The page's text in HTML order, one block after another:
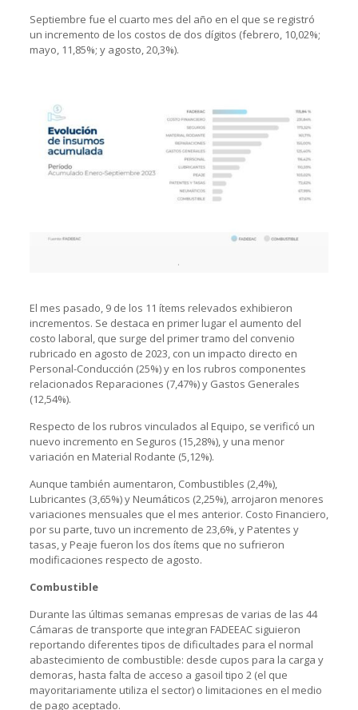
Septiembre fue el cuarto mes del año en el que se registró
un incremento de los costos de dos dígitos (febrero, 10,02%;
mayo, 11,85%; y agosto, 20,3%).
.
El mes pasado, 9 de los 11 ítems relevados exhibieron
incrementos. Se destaca en primer lugar el aumento del
costo laboral, que surge del primer tramo del convenio
rubricado en agosto de 2023, con un impacto directo en
Personal-Conducción (25%) y en los rubros componentes
relacionados Reparaciones (7,47%) y Gastos Generales
(12,54%).
Respecto de los rubros vinculados al Equipo, se verificó un
nuevo incremento en Seguros (15,28%), y una menor
variación en Material Rodante (5,12%).
Aunque también aumentaron, Combustibles (2,4%),
Lubricantes (3,65%) y Neumáticos (2,25%), arrojaron menores
variaciones mensuales que el mes anterior. Costo Financiero,
por su parte, tuvo un incremento de 23,6%, y Patentes y
tasas, y Peaje fueron los dos ítems que no sufrieron
modificaciones respecto de agosto.
Combustible
Durante las últimas semanas empresas de varias de las 44
Cámaras de transporte que integran FADEEAC siguieron
reportando diferentes tipos de dificultades para el normal
abastecimiento de combustible: desde cupos para la carga y
demoras, hasta falta de acceso a gasoil tipo 2 (el que
mayoritariamente utiliza el sector) o limitaciones en el medio
de pago aceptado.